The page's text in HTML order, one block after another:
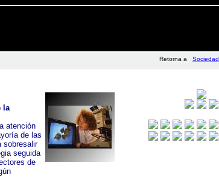
Retorna a Sociedad
la
atención
de las
sobresalir
seguida
de